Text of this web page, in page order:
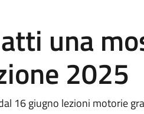
una
2025
16 giugno lezioni motorie